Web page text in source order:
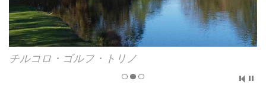
チルコロ・ゴルフ・トリノ